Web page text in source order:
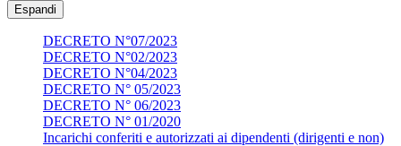
Espandi
DECRETO N°07/2023
DECRETO N°02/2023
DECRETO N°04/2023
DECRETO N° 05/2023
DECRETO N° 06/2023
DECRETO N° 01/2020
Incarichi conferiti e autorizzati ai dipendenti (dirigenti e non)